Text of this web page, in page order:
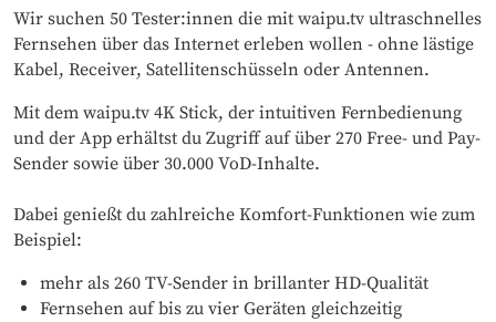
Wir suchen 50 Tester:innen die mit waipu.tv ultraschnelles
Fernsehen über das Internet erleben wollen - ohne lästige
Kabel, Receiver, Satellitenschüsseln oder Antennen.
Mit dem waipu.tv 4K Stick, der intuitiven Fernbedienung
und der App erhältst du Zugriff auf über 270 Free- und Pay-
Sender sowie über 30.000 VoD-Inhalte.
Dabei genießt du zahlreiche Komfort-Funktionen wie zum
Beispiel:
mehr als 260 TV-Sender in brillanter HD-Qualität
Fernsehen auf bis zu vier Geräten gleichzeitig